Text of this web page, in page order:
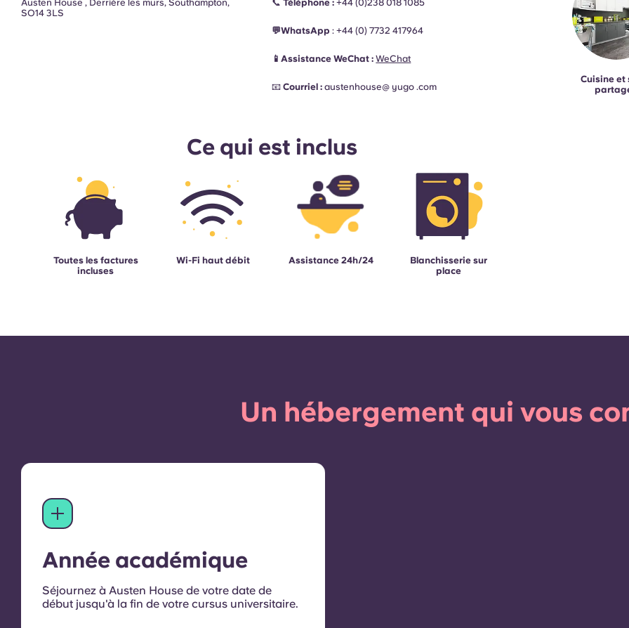
Austen House , Derrière les murs, Southampton,
SO14 3LS
📞Téléphone : +44 (0)238 018 1085
💬WhatsApp :+44 (0)7732 417964
📱Assistance WeChat : WeChat
📧Courriel : austenhouse@ yugo .com
Ce qui est inclus
Toutes les factures
incluses
Wi-Fi haut débit Assistance 24h/24
Blanchisserie sur
place
Cuisine et
Un hébergement qui vous
Année académique
Séjournez à Austen House de votre date de
début jusqu'à la fin de votre cursus universitaire.